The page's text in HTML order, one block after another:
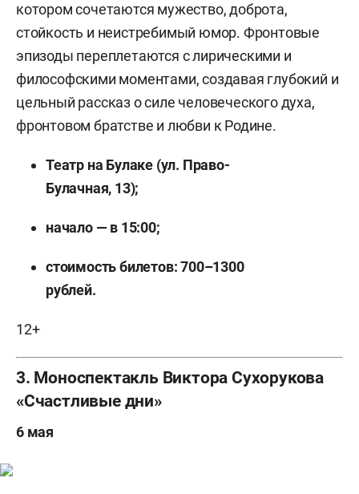
котором сочетаются мужество, доброта,
стойкость и неистребимый юмор. Фронтовые
эпизоды переплетаются с лирическими и
философскими моментами, создавая глубокий и
цельный рассказ о силе человеческого духа,
фронтовом братстве и любви к Родине.
Театр на Булаке (ул. Право-
Булачная, 13);
начало — в 15:00;
стоимость билетов: 700–1300
рублей.
12+
3. Моноспектакль Виктора Сухорукова
«Счастливые дни»
6 мая